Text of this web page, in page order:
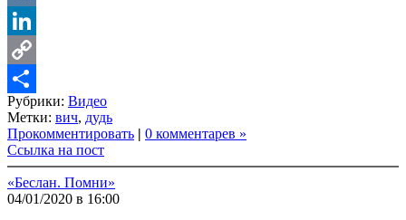
VK
LinkedIn
Copy
Link
Share
Рубрики: Видео
Метки: вич, дудь
Прокомментировать | 0 комментарев »
Ссылка на пост
«Беслан. Помни»
04/01/2020 в 16:00